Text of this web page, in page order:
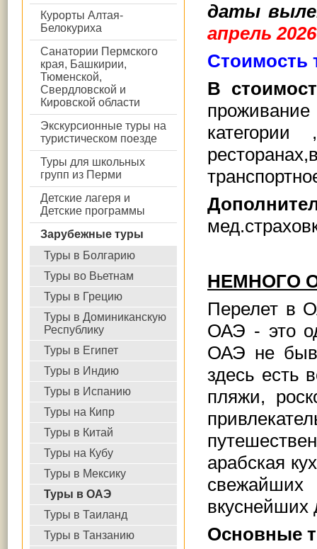
Курорты Алтая-
Белокуриха
Санатории Пермского
края, Башкирии,
Тюменской,
Свердловской и
Кировской области
Экскурсионные туры на
туристическом поезде
Туры для школьных
групп из Перми
Детские лагеря и
Детские программы
Зарубежные туры
Туры в Болгарию
Туры во Вьетнам
Туры в Грецию
Туры в Доминиканскую
Республику
Туры в Египет
Туры в Индию
Туры в Испанию
Туры на Кипр
Туры в Китай
Туры на Кубу
Туры в Мексику
Туры в ОАЭ
Туры в Таиланд
Туры в Танзанию
даты
апрель 2026
Стоимость
В
НЕМНОГО
Перелет в
ОАЭ - это
ОАЭ не
здесь есть
пляжи,
арабская
вкуснейших
Основные